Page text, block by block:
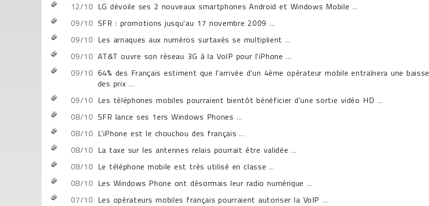
12/10 LG dévoile ses 2 nouveaux smartphones Android et Windows Mobile ...
09/10 SFR : promotions jusqu'au 17 novembre 2009 ...
09/10 Les arnaques aux numéros surtaxés se multiplient ...
09/10 AT&T ouvre son réseau 3G à la VoIP pour l'iPhone ...
09/10 64% des Français estiment que l’arrivée d’un 4ème opérateur mobile entraînera une baisse
des prix ...
09/10 Les téléphones mobiles pourraient bientôt bénéficier d'une sortie vidéo HD ...
08/10 SFR lance ses 1ers Windows Phones ...
08/10 L'iPhone est le chouchou des français ...
08/10 La taxe sur les antennes relais pourrait être validée ...
08/10 Le téléphone mobile est très utilisé en classe ...
08/10 Les Windows Phone ont désormais leur radio numérique ...
07/10 Les opérateurs mobiles français pourraient autoriser la VoIP ...